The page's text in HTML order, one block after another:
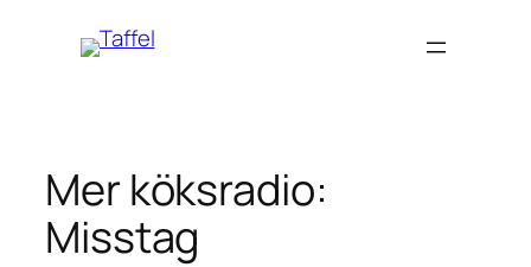
Mer köksradio:
Misstag